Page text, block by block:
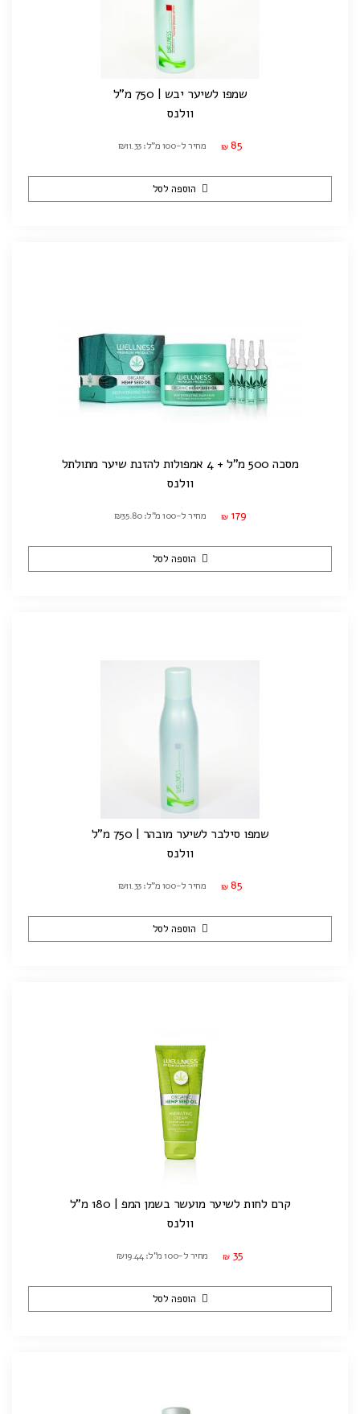
שמפו לשיער יבש | 750 מ"ל
וולנס
₪ 85 מחיר ל-100 מ"ל: ₪11.33
הוספה לסל
מסכה 500 מ"ל + 4 אמפולות להזנת שיער מתולתל
וולנס
₪ 179 מחיר ל-100 מ"ל: ₪35.80
הוספה לסל
שמפו סילבר לשיער מובהר | 750 מ"ל
וולנס
₪ 85 מחיר ל-100 מ"ל: ₪11.33
הוספה לסל
קרם לחות לשיער מועשר בשמן המפ | 180 מ"ל
וולנס
₪ 35 מחיר ל-100 מ"ל: ₪19.44
הוספה לסל